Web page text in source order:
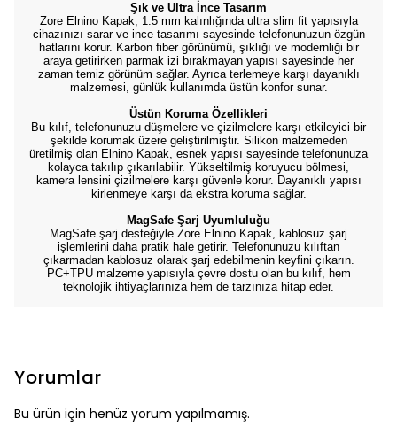
Şık ve Ultra İnce Tasarım
Zore Elnino Kapak, 1.5 mm kalınlığında ultra slim fit yapısıyla
cihazınızı sarar ve ince tasarımı sayesinde telefonunuzun özgün
hatlarını korur. Karbon fiber görünümü, şıklığı ve modernliği bir
araya getirirken parmak izi bırakmayan yapısı sayesinde her
zaman temiz görünüm sağlar. Ayrıca terlemeye karşı dayanıklı
malzemesi, günlük kullanımda üstün konfor sunar.
Üstün Koruma Özellikleri
Bu kılıf, telefonunuzu düşmelere ve çizilmelere karşı etkileyici bir
şekilde korumak üzere geliştirilmiştir. Silikon malzemeden
üretilmiş olan Elnino Kapak, esnek yapısı sayesinde telefonunuza
kolayca takılıp çıkarılabilir. Yükseltilmiş koruyucu bölmesi,
kamera lensini çizilmelere karşı güvenle korur. Dayanıklı yapısı
kirlenmeye karşı da ekstra koruma sağlar.
MagSafe Şarj Uyumluluğu
MagSafe şarj desteğiyle Zore Elnino Kapak, kablosuz şarj
işlemlerini daha pratik hale getirir. Telefonunuzu kılıftan
çıkarmadan kablosuz olarak şarj edebilmenin keyfini çıkarın.
PC+TPU malzeme yapısıyla çevre dostu olan bu kılıf, hem
teknolojik ihtiyaçlarınıza hem de tarzınıza hitap eder.
Yorumlar
Bu ürün için henüz yorum yapılmamış.